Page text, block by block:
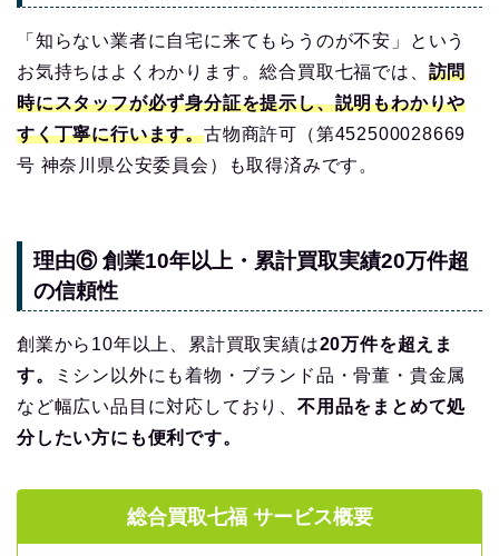
「知らない業者に自宅に来てもらうのが不安」という
お気持ちはよくわかります。総合買取七福では、 訪問
時にスタッフが必ず身分証を提示し、説明もわかりや
すく丁寧に行います。古物商許可（第452500028669
号 神奈川県公安委員会）も取得済みです。
理由⑥ 創業10年以上・累計買取実績20万件超
の信頼性
創業から10年以上、累計買取実績は20万件を超えま
す。
ミシン以外にも着物・ブランド品・骨董・貴金属
など幅広い品目に対応しており、 不用品をまとめて処
分したい方にも便利です。
総合買取七福 サービス概要